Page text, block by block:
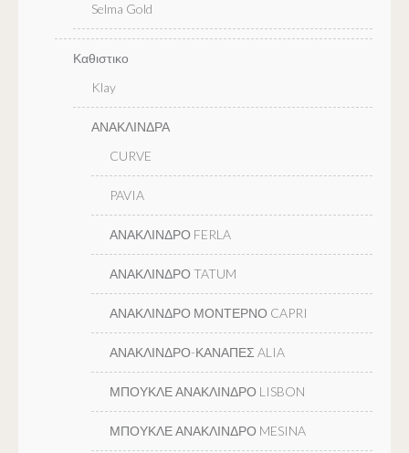
Selma Gold
Καθιστικο
Klay
ΑΝΑΚΛΙΝΔΡΑ
CURVE
PAVIA
ΑΝΑΚΛΙΝΔΡΟ FERLA
ΑΝΑΚΛΙΝΔΡΟ TATUM
ΑΝΑΚΛΙΝΔΡΟ ΜΟΝΤΕΡΝΟ CAPRI
ΑΝΑΚΛΙΝΔΡΟ-ΚΑΝΑΠΕΣ ALIA
ΜΠΟΥΚΛΕ ΑΝΑΚΛΙΝΔΡΟ LISBON
ΜΠΟΥΚΛΕ ΑΝΑΚΛΙΝΔΡΟ MESINA